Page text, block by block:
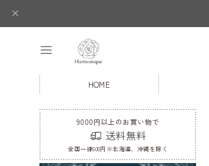
HOME
9000円以上のお買い物で
送料無料
全国一律600円※北海道、沖縄を除く